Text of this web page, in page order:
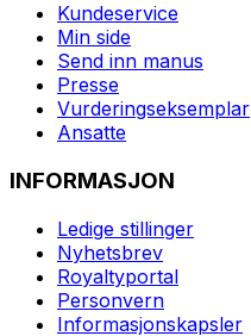
Kundeservice
Min side
Send inn manus
Presse
Vurderingseksemplar
Ansatte
INFORMASJON
Ledige stillinger
Nyhetsbrev
Royaltyportal
Personvern
Informasjonskapsler